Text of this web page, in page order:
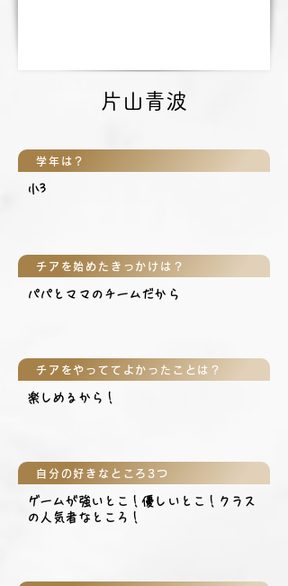
片山青波
学年は？
小3
チアを始めたきっかけは？
パパとママのチームだから
チアをやっててよかったことは？
楽しめるから！
自分の好きなところ3つ
ゲームが強いとこ！優しいとこ！クラス
の人気者なところ！